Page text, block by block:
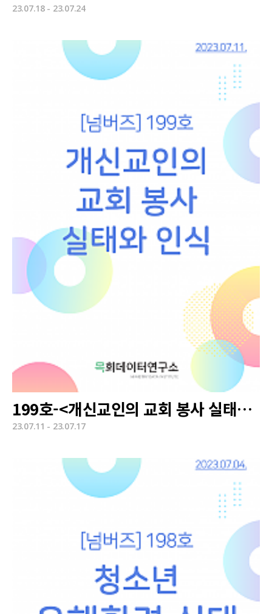
23.07.18 - 23.07.24
199호-<개신교인의 교회 봉사 실태와 인식>
23.07.11 - 23.07.17